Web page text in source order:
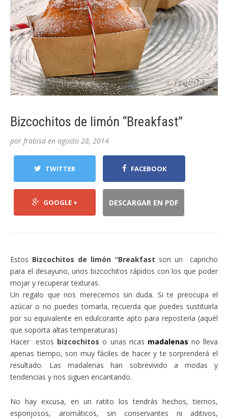
Bizcochitos de limón “Breakfast”
por frabisa en agosto 28, 2014
TWITTER FACEBOOK
GOOGLE + DESCARGAR EN PDF
Estos Bizcochitos de limón “Breakfast son un capricho
para el desayuno, unos bizcochitos rápidos con los que poder
mojar y recuperar texturas.
Un regalo que nos merecemos sin duda. Si te preocupa el
azúcar o no puedes tomarla, recuerda que puedes sustituirla
por su equivalente en edulcorante apto para repostería (aquél
que soporta altas temperaturas)
Hacer estos bizcochitos o unas ricas madalenas no lleva
apenas tiempo, son muy fáciles de hacer y te sorprenderá el
resultado. Las madalenas han sobrevivido a modas y
tendencias y nos siguen encantando.
No hay excusa, en un ratito los tendrás hechos, tiernos,
esponjosos, aromáticos, sin conservantes ni aditivos,